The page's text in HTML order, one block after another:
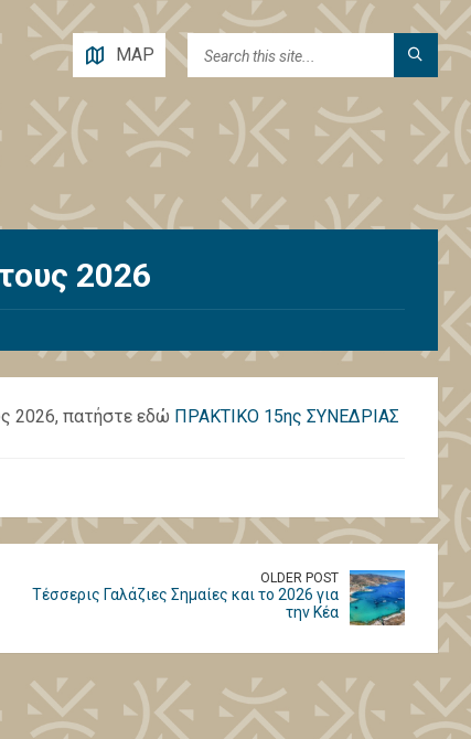
MAP
2026
2026, πατήστε εδώ ΠΡΑΚΤΙΚΟ 15ης ΣΥΝΕΔΡΙΑΣ
OLDER POST
Τέσσερις Γαλάζιες Σημαίες και το 2026 για
την Κέα